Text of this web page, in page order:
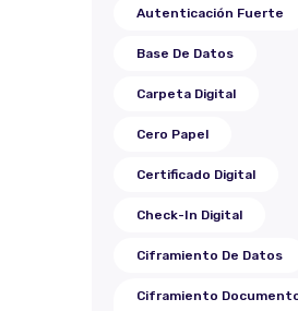
Autenticación Fuerte
Base De Datos
Carpeta Digital
Cero Papel
Certificado Digital
Check-In Digital
Ciframiento De Datos
Ciframiento